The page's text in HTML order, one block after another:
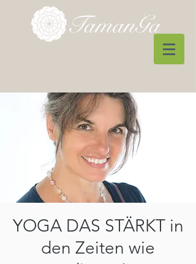
YOGA DAS STÄRKT in
den Zeiten wie